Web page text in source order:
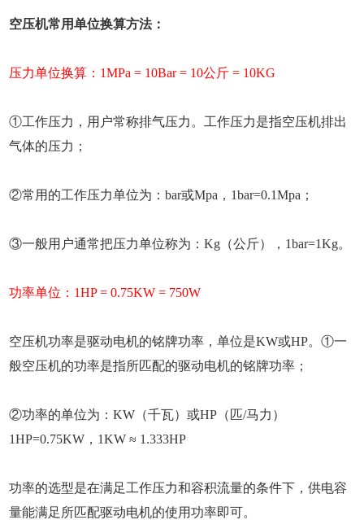
空压机常用单位换算方法：
压力单位换算：1MPa = 10Bar = 10公斤 = 10KG
①工作压力，用户常称排气压力。工作压力是指空压机排出
气体的压力；
②常用的工作压力单位为：bar或Mpa，1bar=0.1Mpa；
③一般用户通常把压力单位称为：Kg（公斤），1bar=1Kg。
功率单位：1HP = 0.75KW = 750W
空压机功率是驱动电机的铭牌功率，单位是KW或HP。①一
般空压机的功率是指所匹配的驱动电机的铭牌功率；
②功率的单位为：KW（千瓦）或HP（匹/马力）
1HP=0.75KW，1KW ≈ 1.333HP
功率的选型是在满足工作压力和容积流量的条件下，供电容
量能满足所匹配驱动电机的使用功率即可。